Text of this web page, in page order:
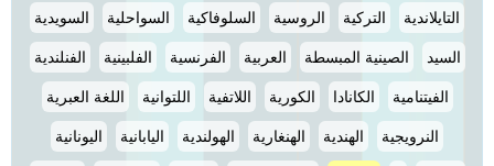
التايلاندية التركية الروسية السلوفاكية السواحلية السويدية
السيد الصينية المبسطة العربية الفرنسية الفلبينية الفنلندية
الفيتنامية الكانادا الكورية اللاتفية اللتوانية اللغة العبرية
النرويجية الهندية الهنغارية الهولندية اليابانية اليونانية